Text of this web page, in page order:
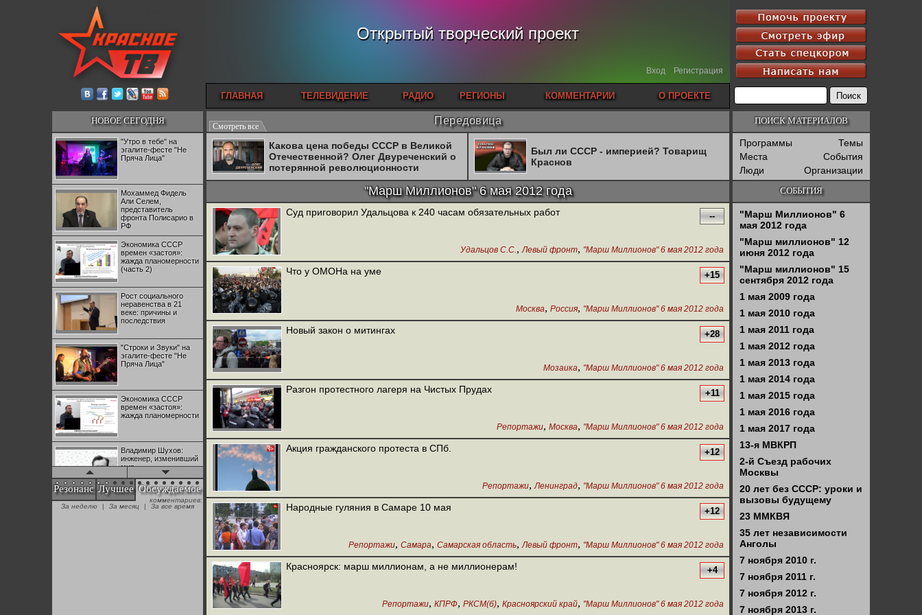
Открытый творческий проект
Вход Регистрация
ГЛАВНАЯ ТЕЛЕВИДЕНИЕ РАДИО РЕГИОНЫ КОММЕНТАРИИ О ПРОЕКТЕ
НОВОЕ СЕГОДНЯ
"Утро в тебе" на
эгалите-фесте "Не
Пряча Лица"
Мохаммед Фидель
Али Селем,
представитель
фронта Полисарио в
РФ
Экономика СССР
времен «застоя»:
жажда планомерности
(часть 2)
Рост социального
неравенства в 21
веке: причины и
последствия
"Строки и Звуки" на
эгалите-фесте "Не
Пряча Лица"
Экономика СССР
времен «застоя»:
жажда планомерности
Владимир Шухов:
инженер, изменивший
мир
"Аркадий Коц" на
эгалите-фесте "Не
Резонанс Лучшее Обсуждаемое
комментариев:
За неделю
| За месяц | За все время
Передовица
Смотреть все
Какова цена победы СССР в Великой
Отечественной? Олег Двуреченский о
потерянной революционности
Был ли СССР - империей? Товарищ
Краснов
"Марш Миллионов" 6 мая 2012 года
Суд приговорил Удальцова к 240 часам обязательных работ --
Удальцов С.С., Левый фронт, "Марш Миллионов" 6 мая 2012 года
Что у ОМОНа на уме +15
Москва, Россия, "Марш Миллионов" 6 мая 2012 года
Новый закон о митингах +28
Мозаика, "Марш Миллионов" 6 мая 2012 года
Разгон протестного лагеря на Чистых Прудах +11
Репортажи, Москва, "Марш Миллионов" 6 мая 2012 года
Акция гражданского протеста в СПб. +12
Репортажи, Ленинград, "Марш Миллионов" 6 мая 2012 года
Народные гуляния в Самаре 10 мая +12
Репортажи, Самара, Самарская область, Левый фронт, "Марш Миллионов" 6 мая 2012 года
Красноярск: марш миллионам, а не миллионерам! +4
Репортажи, КПРФ, РКСМ(б), Красноярский край, "Марш Миллионов" 6 мая 2012 года
ПОИСК МАТЕРИАЛОВ
Программы
Темы
Места
События
Люди
Организации
СОБЫТИЯ
"Марш Миллионов" 6
мая 2012 года
"Марш миллионов" 12
июня 2012 года
"Марш миллионов" 15
сентября 2012 года
1 мая 2009 года
1 мая 2010 года
1 мая 2011 года
1 мая 2012 года
1 мая 2013 года
1 мая 2014 года
1 мая 2015 года
1 мая 2016 года
1 мая 2017 года
13-я МВКРП
2-й Съезд рабочих
Москвы
20 лет без СССР: уроки и
вызовы будущему
23 ММКВЯ
35 лет независимости
Анголы
7 ноября 2010 г.
7 ноября 2011 г.
7 ноября 2012 г.
7 ноября 2013 г.